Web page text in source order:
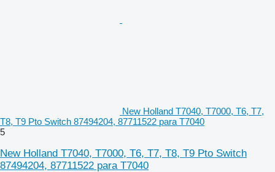
New Holland T7040, T7000, T6, T7,
T8, T9 Pto Switch 87494204, 87711522 para T7040
5
New Holland T7040, T7000, T6, T7, T8, T9 Pto Switch
87494204, 87711522 para T7040